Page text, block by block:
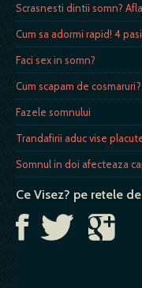
Scrasnesti dintii somn?
Cum sa adormi rapid! 4
Faci sex in somn?
Cum scapam de cosmaruri?
Fazele somnului
Trandafirii aduc vise
Somnul in doi afecteaza
Ce Visez? pe retele